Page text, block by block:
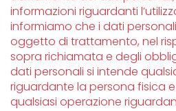
informazioni riguardanti
informiamo che i dati
oggetto di trattamento, nel
sopra richiamata e degli
dati personali si intende
riguardante la persona fisica
qualsiasi operazione